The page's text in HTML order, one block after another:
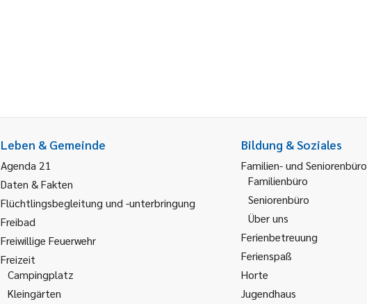
Leben & Gemeinde
Agenda 21
Daten & Fakten
Flüchtlingsbegleitung und -unterbringung
Freibad
Freiwillige Feuerwehr
Freizeit
Campingplatz
Kleingärten
Bildung & Soziales
Familien- und Seniorenbüro
Familienbüro
Seniorenbüro
Über uns
Ferienbetreuung
Ferienspaß
Horte
Jugendhaus